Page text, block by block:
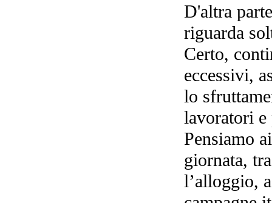
D'altra
riguarda
Certo,
eccessivi,
lo
lavoratori
Pensiamo
giornata,
l’alloggio,